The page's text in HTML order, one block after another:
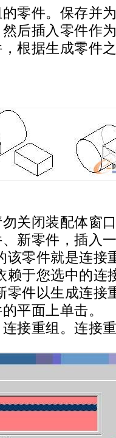
零件。保存并
后插入零件作
根据生成零件
关闭装配体窗
新零件，插入
该零件就是连接
赖于您选中的连
零件以生成连接
平面上单击。
接重组。连接